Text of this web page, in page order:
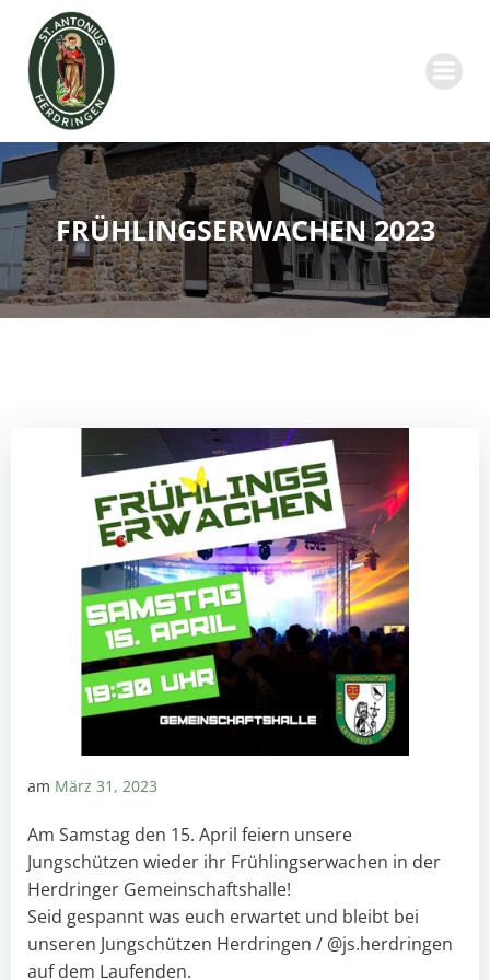
FRÜHLINGSERWACHEN 2023
am März 31, 2023
Am Samstag den 15. April feiern unsere
Jungschützen wieder ihr Frühlingserwachen in der
Herdringer Gemeinschaftshalle!
Seid gespannt was euch erwartet und bleibt bei
unseren Jungschützen Herdringen / @js.herdringen
auf dem Laufenden.